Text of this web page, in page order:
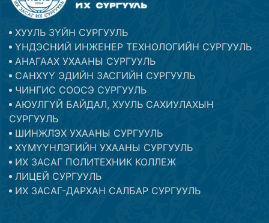
ХУУЛЬ ЗҮЙН СУРГУУЛЬ
ҮНДЭСНИЙ ИНЖЕНЕР ТЕХНОЛОГИЙН СУРГУУЛЬ
АНАГААХ УХААНЫ СУРГУУЛЬ
САНХҮҮ ЭДИЙН ЗАСГИЙН СУРГУУЛЬ
ЧИНГИС СООСЭ СУРГУУЛЬ
АЮУЛГҮЙ БАЙДАЛ, ХУУЛЬ САХИУЛАХЫН
СУРГУУЛЬ
ШИНЖЛЭХ УХААНЫ СУРГУУЛЬ
ХҮМҮҮНЛЭГИЙН УХААНЫ СУРГУУЛЬ
ИХ ЗАСАГ ПОЛИТЕХНИК КОЛЛЕЖ
ЛИЦЕЙ СУРГУУЛЬ
ИХ ЗАСАГ-ДАРХАН САЛБАР СУРГУУЛЬ